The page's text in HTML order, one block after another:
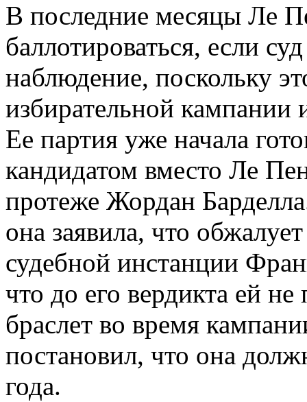
В последние месяцы Ле
баллотироваться, если
наблюдение, поскольку
избирательной кампании
Ее партия уже начала
кандидатом вместо Ле
протеже Жордан
она заявила, что
судебной инстанции
что до его вердикта ей
браслет во время
постановил, что она
года.